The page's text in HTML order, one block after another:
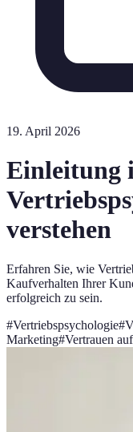
19. April 2026
Einleitung
verstehen
Erfahren Sie, wie
Kaufverhalten Ihrer
erfolgreich zu sein.
#Vertriebspsychologie#
Marketing#Vertrauen